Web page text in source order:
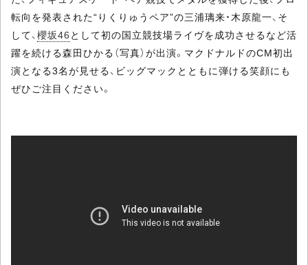
転向を発表された“りくりゅうペア”の三浦璃来・木原龍一、そ
して、櫻坂46 として初の国立競技場ライヴを成功させるなど活
躍を続ける森田ひかる（写真）が出演。マクドナルドのCM初出
演となる3名が見せる、ビッグマックとともに弾ける笑顔にも
ぜひご注目ください。